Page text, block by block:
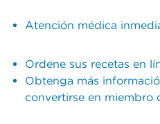
Atención médica
Ordene sus recetas en
Obtenga más
convertirse en miembro